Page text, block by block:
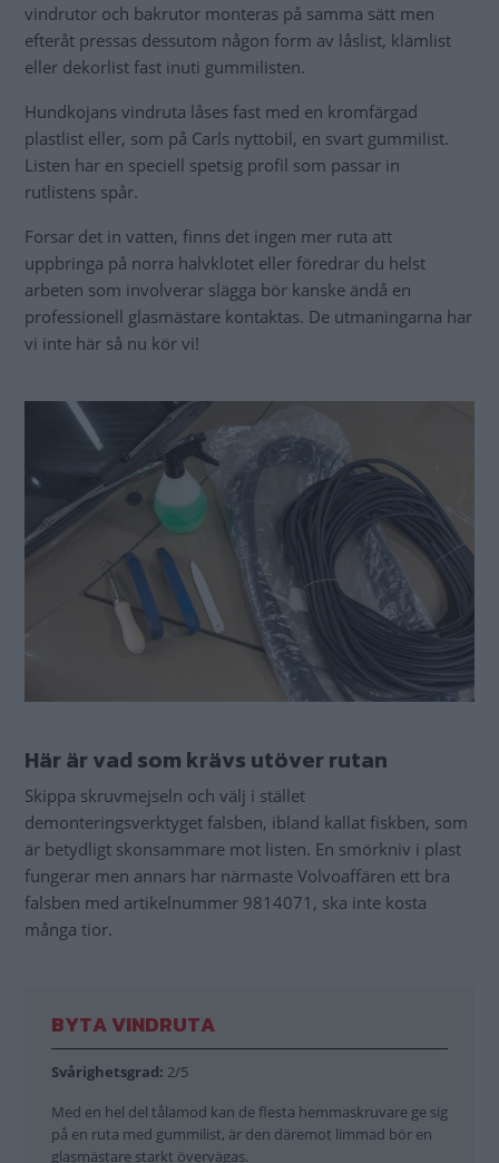
vindrutor och bakrutor monteras på samma sätt men
efteråt pressas dessutom någon form av låslist, klämlist
eller dekorlist fast inuti gummilisten.
Hundkojans vindruta låses fast med en kromfärgad
plastlist eller, som på Carls nyttobil, en svart gummilist.
Listen har en speciell spetsig profil som passar in
rutlistens spår.
Forsar det in vatten, finns det ingen mer ruta att
uppbringa på norra halvklotet eller föredrar du helst
arbeten som involverar slägga bör kanske ändå en
professionell glasmästare kontaktas. De utmaningarna har
vi inte här så nu kör vi!
Här är vad som krävs utöver rutan
Skippa skruvmejseln och välj i stället
demonteringsverktyget falsben, ibland kallat fiskben, som
är betydligt skonsammare mot listen. En smörkniv i plast
fungerar men annars har närmaste Volvoaffären ett bra
falsben med artikelnummer 9814071, ska inte kosta
många tior.
BYTA VINDRUTA
Svårighetsgrad: 2/5
Med en hel del tålamod kan de flesta hemmaskruvare ge sig
på en ruta med gummilist, är den däremot limmad bör en
glasmästare starkt övervägas.